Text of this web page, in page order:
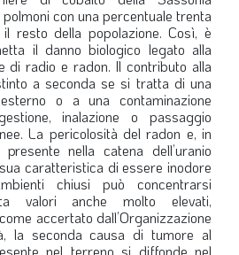
con una percentuale trenta
resto della popolazione. Così, è
il danno biologico legato alla
di radio e radon. Il contributo alla
a seconda se si tratta di una
o a una contaminazione
inalazione o passaggio
La pericolosità del radon e, in
nella catena dell’uranio
caratteristica di essere inodore
chiusi può concentrarsi
valori anche molto elevati,
accertato dall’Organizzazione
la seconda causa di tumore al
nel terreno si diffonde nel